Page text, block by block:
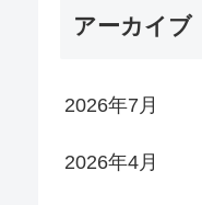
アーカイブ
2026年7月
2026年4月